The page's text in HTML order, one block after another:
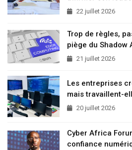
22 juillet 2026
Trop de règles,
piège du Shadow
21 juillet 2026
Les entreprises
mais travaillent-
20 juillet 2026
Cyber Africa
confiance